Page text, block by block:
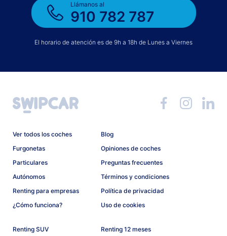
Llámanos al
910 782 787
El horario de atención es de 9h a 18h de Lunes a Viernes
Ver todos los coches
Furgonetas
Particulares
Autónomos
Renting para empresas
¿Cómo funciona?
Blog
Opiniones de coches
Preguntas frecuentes
Términos y condiciones
Política de privacidad
Uso de cookies
Renting SUV Renting 12 meses